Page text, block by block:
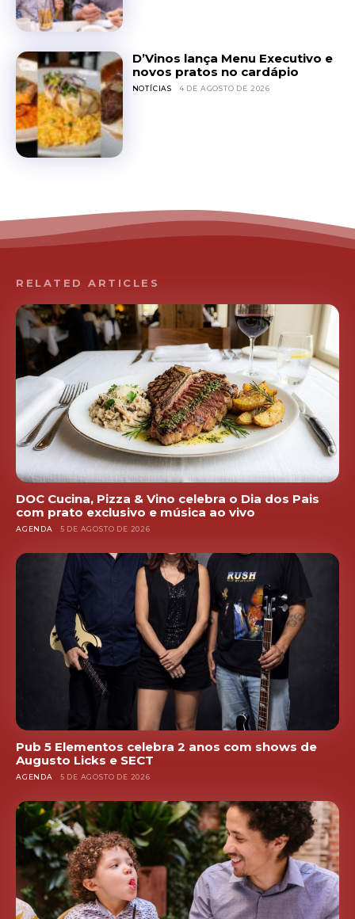
D’Vinos lança Menu Executivo e
novos pratos no cardápio
NOTÍCIAS 4 DE AGOSTO DE 2026
RELATED ARTICLES
DOC Cucina, Pizza & Vino celebra o Dia dos Pais
com prato exclusivo e música ao vivo
AGENDA 5 DE AGOSTO DE 2026
Pub 5 Elementos celebra 2 anos com shows de
Augusto Licks e SECT
AGENDA 5 DE AGOSTO DE 2026